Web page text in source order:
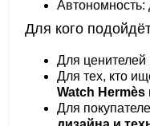
Автономность:
Для кого
Для ценителей
Для тех, кто
Watch
Для